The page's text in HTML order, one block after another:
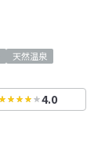
天然温泉
4.0